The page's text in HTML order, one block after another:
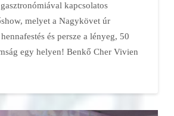
kapcsolatos
melyet a Nagykövet úr
és persze a lényeg, 50
egy helyen! Benkő Cher Vivien